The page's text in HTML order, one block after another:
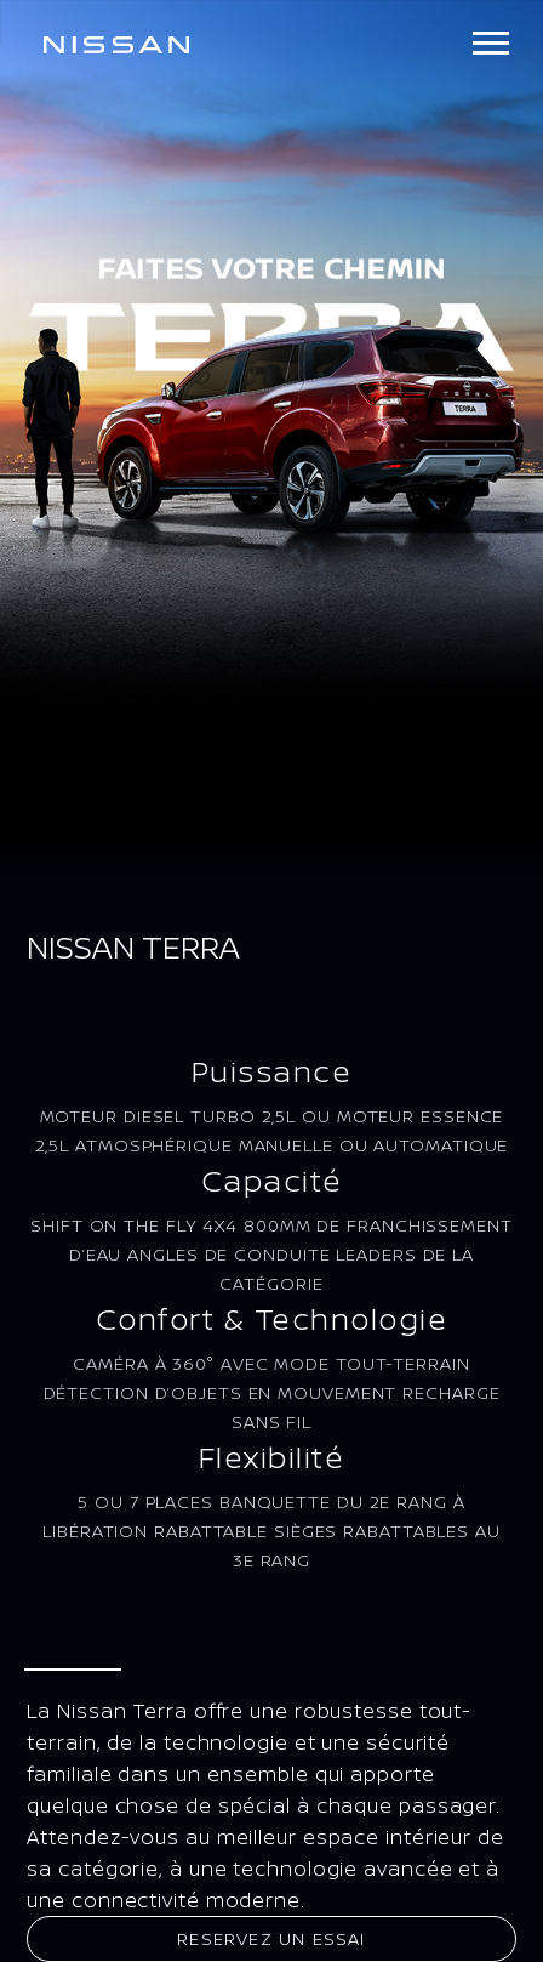
NISSAN TERRA
Puissance
MOTEUR DIESEL TURBO 2,5L OU MOTEUR ESSENCE
2,5L ATMOSPHÉRIQUE MANUELLE OU AUTOMATIQUE
Capacité
SHIFT ON THE FLY 4X4 800MM DE FRANCHISSEMENT
D’EAU ANGLES DE CONDUITE LEADERS DE LA
CATÉGORIE
Confort & Technologie
CAMÉRA À 360° AVEC MODE TOUT-TERRAIN
DÉTECTION D’OBJETS EN MOUVEMENT RECHARGE
SANS FIL
Flexibilité
5 OU 7 PLACES BANQUETTE DU 2E RANG À
LIBÉRATION RABATTABLE SIÈGES RABATTABLES AU
3E RANG
La Nissan Terra offre une robustesse tout-
terrain, de la technologie et une sécurité
familiale dans un ensemble qui apporte
quelque chose de spécial à chaque passager.
Attendez-vous au meilleur espace intérieur de
sa catégorie, à une technologie avancée et à
une connectivité moderne.
RESERVEZ UN ESSAI